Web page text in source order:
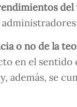
del
o no de la
en el sentido
además, se